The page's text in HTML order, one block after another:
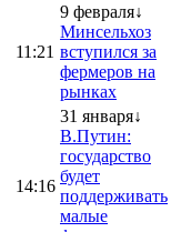
11:21
9 февраля↓
Минсельхоз
вступился за
фермеров на
рынках
14:16
31 января↓
В.Путин:
государство
будет
поддерживать
малые